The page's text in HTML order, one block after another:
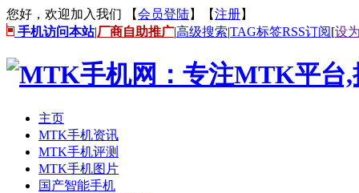
您好，欢迎加入我们 【会员登陆】【注册】
手机访问本站|厂商自助推广|高级搜索|TAG标签RSS订阅[设
主页
MTK手机资讯
MTK手机评测
MTK手机图片
国产智能手机